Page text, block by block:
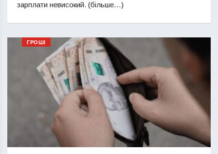
зарплати невисокий. (більше…)
ГРОШІ